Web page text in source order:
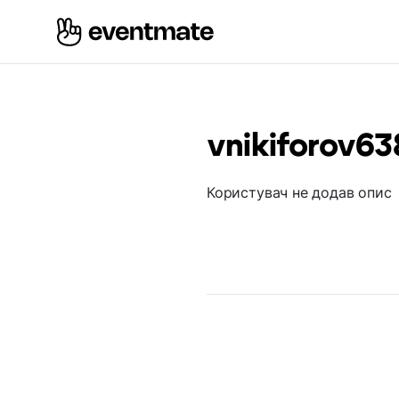
Користувач не додав опис